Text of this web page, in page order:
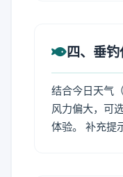
四、垂
结合今日天气
风力偏大，可
体验。 补充提